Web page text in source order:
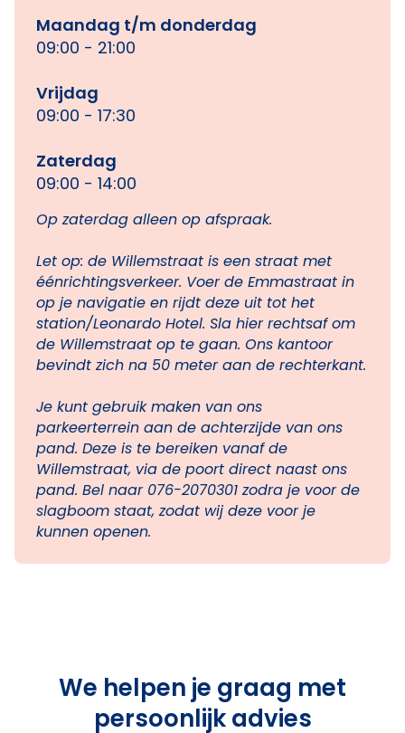
Maandag t/m donderdag
09:00 - 21:00
Vrijdag
09:00 - 17:30
Zaterdag
09:00 - 14:00
Op zaterdag alleen op afspraak.
Let op: de Willemstraat is een straat met
éénrichtingsverkeer. Voer de Emmastraat in
op je navigatie en rijdt deze uit tot het
station/Leonardo Hotel. Sla hier rechtsaf om
de Willemstraat op te gaan. Ons kantoor
bevindt zich na 50 meter aan de rechterkant.
Je kunt gebruik maken van ons
parkeerterrein aan de achterzijde van ons
pand. Deze is te bereiken vanaf de
Willemstraat, via de poort direct naast ons
pand. Bel naar 076-2070301 zodra je voor de
slagboom staat, zodat wij deze voor je
kunnen openen.
We helpen je graag met
persoonlijk advies